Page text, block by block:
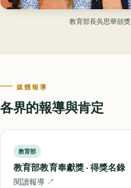
教育部長吳思華頒獎
媒體報導
各界的報導與肯定
教育部
教育部教育奉獻獎 · 得獎名錄
閱讀報導 ↗